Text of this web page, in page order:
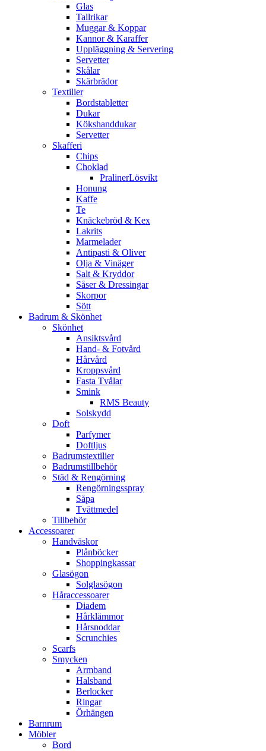
Glas
Tallrikar
Muggar & Koppar
Kannor & Karaffer
Uppläggning & Servering
Servetter
Skålar
Skärbrädor
Textilier
Bordstabletter
Dukar
Kökshanddukar
Servetter
Skafferi
Chips
Choklad
PralinerLösvikt
Honung
Kaffe
Te
Knäckebröd & Kex
Lakrits
Marmelader
Antipasti & Oliver
Olja & Vinäger
Salt & Kryddor
Såser & Dressingar
Skorpor
Sött
Badrum & Skönhet
Skönhet
Ansiktsvård
Hand- & Fotvård
Hårvård
Kroppsvård
Fasta Tvålar
Smink
RMS Beauty
Solskydd
Doft
Parfymer
Doftljus
Badrumstextilier
Badrumstillbehör
Städ & Rengörning
Rengörningsspray
Såpa
Tvättmedel
Tillbehör
Accessoarer
Handväskor
Plånböcker
Shoppingkassar
Glasögon
Solglasögon
Håraccessoarer
Diadem
Hårklämmor
Hårsnoddar
Scrunchies
Scarfs
Smycken
Armband
Halsband
Berlocker
Ringar
Örhängen
Barnrum
Möbler
Bord